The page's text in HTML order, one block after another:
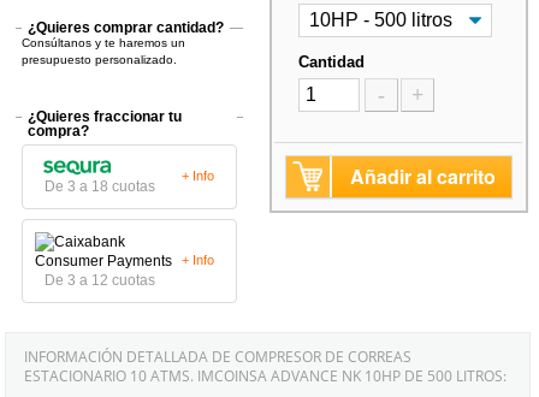
¿Quieres comprar cantidad?
Consúltanos y te haremos un
presupuesto personalizado.
¿Quieres fraccionar tu
compra?
De 3 a 18 cuotas
+ Info
De 3 a 12 cuotas
+ Info
Cantidad
- +
Añadir al carrito
INFORMACIÓN DETALLADA DE COMPRESOR DE CORREAS
ESTACIONARIO 10 ATMS. IMCOINSA ADVANCE NK 10HP DE 500 LITROS: